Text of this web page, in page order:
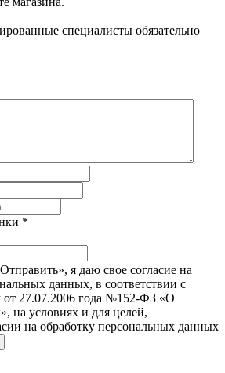
специалисты обязательно
*
я даю свое согласие на
данных, в соответствии с
от 27.07.2006 года №152-ФЗ «О
на условиях и для целей,
на обработку персональных данных